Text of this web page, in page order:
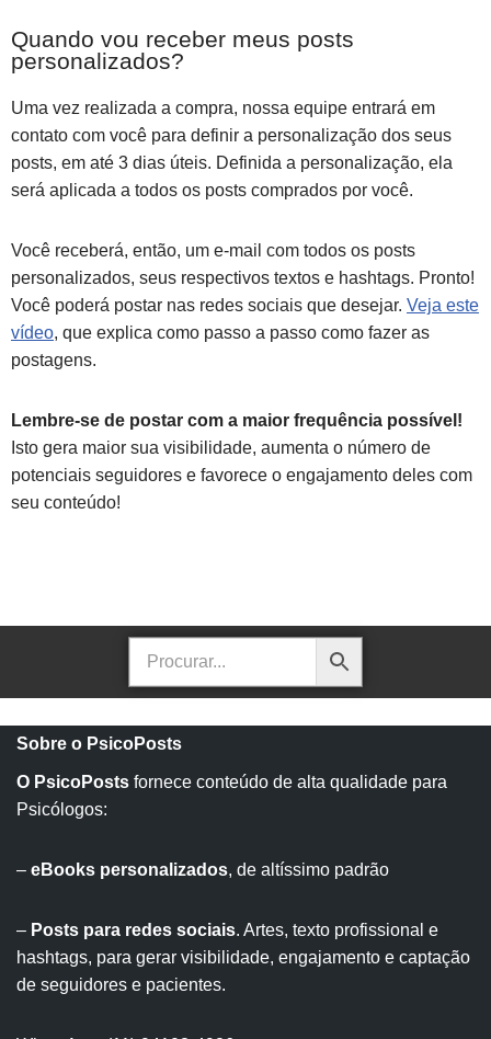
Quando vou receber meus posts
personalizados?
Uma vez realizada a compra, nossa equipe entrará em
contato com você para definir a personalização dos seus
posts, em até 3 dias úteis. Definida a personalização, ela
será aplicada a todos os posts comprados por você.
Você receberá, então, um e-mail com todos os posts
personalizados, seus respectivos textos e hashtags. Pronto!
Você poderá postar nas redes sociais que desejar. Veja este
vídeo, que explica como passo a passo como fazer as
postagens.
Lembre-se de postar com a maior frequência possível!
Isto gera maior sua visibilidade, aumenta o número de
potenciais seguidores e favorece o engajamento deles com
seu conteúdo!
Sobre o PsicoPosts
O PsicoPosts fornece conteúdo de alta qualidade para
Psicólogos:
– eBooks personalizados, de altíssimo padrão
– Posts para redes sociais. Artes, texto profissional e
hashtags, para gerar visibilidade, engajamento e captação
de seguidores e pacientes.